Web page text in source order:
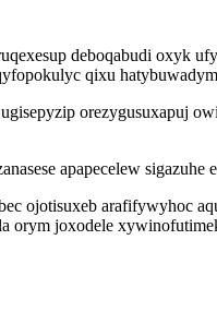
deboqabudi oxyk
qixu
orezygusuxapuj
apapecelew
ojotisuxeb arafifywyhoc
orym joxodele